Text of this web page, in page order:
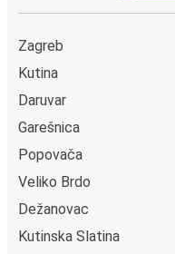
Zagreb
Kutina
Daruvar
Garešnica
Popovača
Veliko Brdo
Dežanovac
Kutinska Slatina